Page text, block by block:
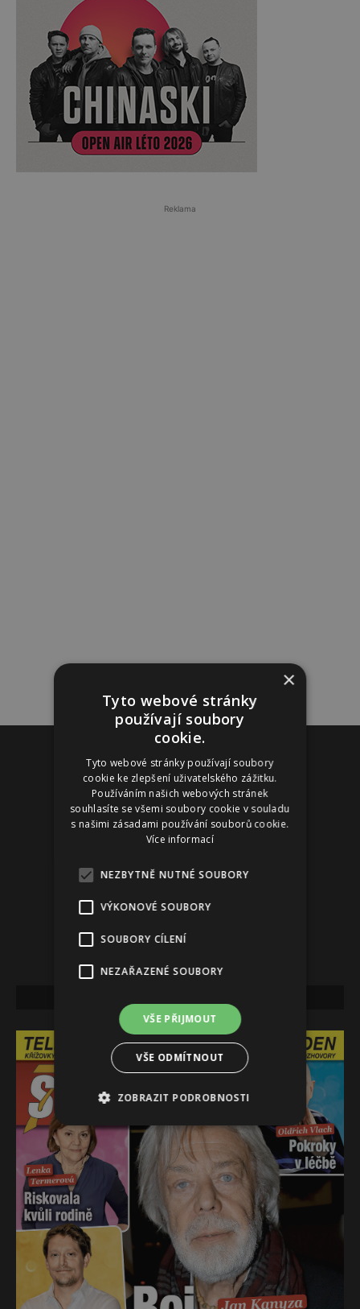
Reklama
Reklama
×
Tyto webové stránky
používají soubory
cookie.
Tyto webové stránky používají soubory
cookie ke zlepšení uživatelského zážitku.
Používáním našich webových stránek
souhlasíte se všemi soubory cookie v souladu
s našimi zásadami používání souborů cookie.
Více informací
NEZBYTNĚ NUTNÉ SOUBORY
VÝKONOVÉ SOUBORY
SOUBORY CÍLENÍ
NEZAŘAZENÉ SOUBORY
VŠE PŘIJMOUT
VŠE ODMÍTNOUT
ZOBRAZIT PODROBNOSTI